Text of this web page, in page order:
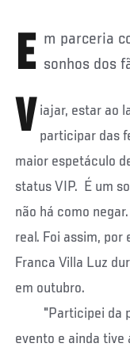
Em parceria com o UFC, agência realiza os sonhos dos
V iajar, estar ao
participar das
maior espetáculo
status VIP. É um
não há como
real. Foi assim, por
Franca Villa Luz
em outubro.
"Participei da
evento e ainda tive